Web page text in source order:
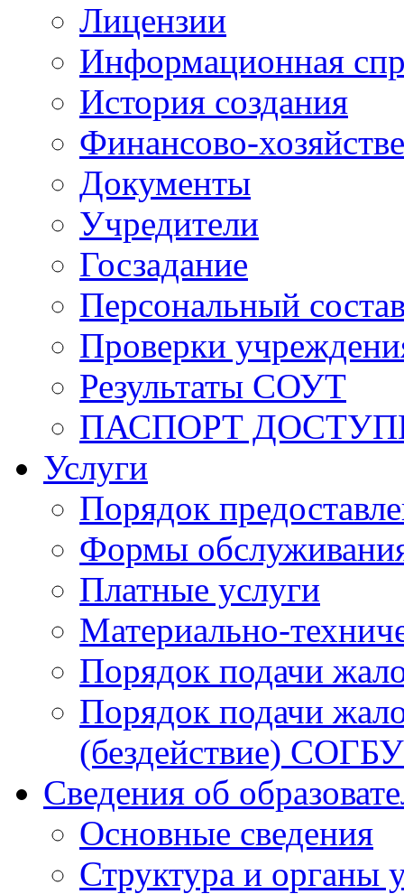
Лицензии
Информационная
История создания
Финансово-
Документы
Учредители
Госзадание
Персональный
Проверки
Результаты СОУТ
ПАСПОРТ
Услуги
Порядок
Формы
Платные услуги
Материально-
Порядок подачи
Порядок подачи
(бездействие)
Сведения об
Основные сведения
Структура и органы